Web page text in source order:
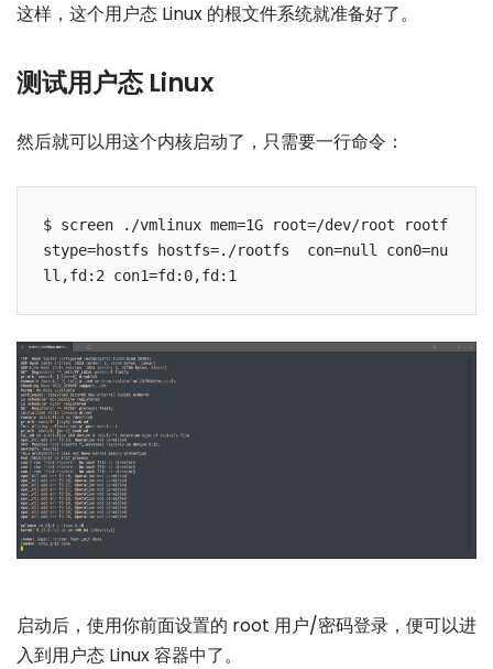
这样，这个用户态 Linux 的根文件系统就准备好了。
测试用户态 Linux
然后就可以用这个内核启动了，只需要一行命令：
$ screen ./vmlinux mem=1G root=/dev/root rootf
stype=hostfs hostfs=./rootfs  con=null con0=nu
启动后，使用你前面设置的 root 用户/密码登录，便可以进
入到用户态 Linux 容器中了。